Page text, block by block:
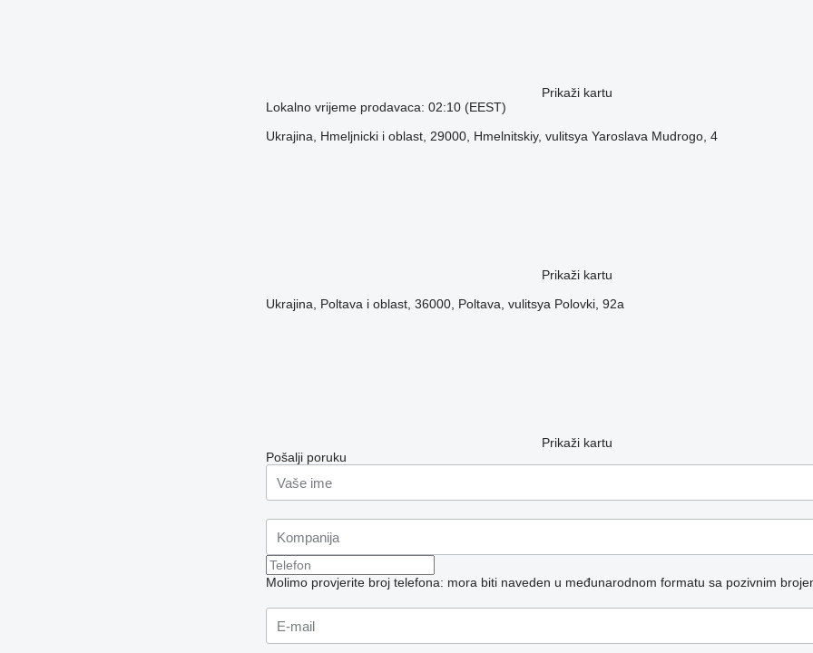
Prikaži kartu
Lokalno vrijeme prodavaca: 02:10 (EEST)
Ukrajina, Hmeljnicki i oblast, 29000, Hmelnitskiy, vulitsya Yaroslava Mudrogo, 4
Prikaži kartu
Ukrajina, Poltava i oblast, 36000, Poltava, vulitsya Polovki, 92a
Prikaži kartu
Pošalji poruku
Molimo provjerite broj telefona: mora biti naveden u međunarodnom formatu sa pozivnim